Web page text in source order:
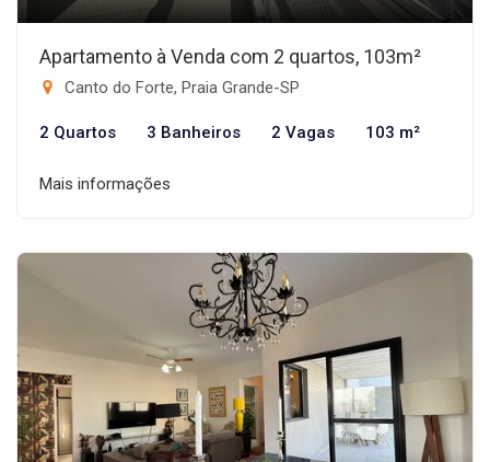
Apartamento à Venda com 2 quartos, 103m²
Canto do Forte, Praia Grande-SP
2 Quartos 3 Banheiros 2 Vagas 103 m²
Mais informações